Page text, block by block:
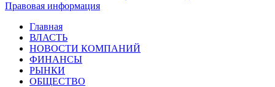
Правовая информация
Главная
ВЛАСТЬ
НОВОСТИ КОМПАНИЙ
ФИНАНСЫ
РЫНКИ
ОБЩЕСТВО